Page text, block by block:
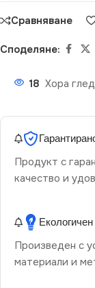
Сравняване
Споделяне:
18 Хора
Продукт с
качество и
Произведен с
материали и